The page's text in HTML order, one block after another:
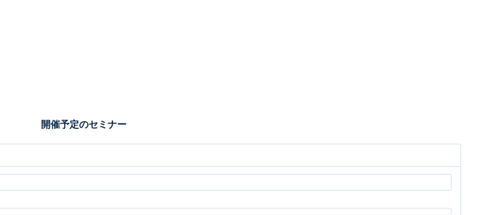
開催予定のセミナー